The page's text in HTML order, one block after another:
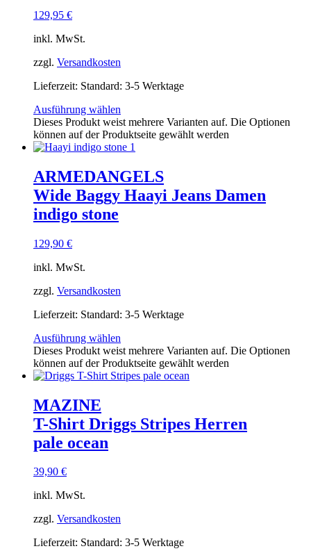
129,95 €
inkl. MwSt.
zzgl. Versandkosten
Lieferzeit: Standard: 3-5 Werktage
Ausführung wählen
Dieses Produkt weist mehrere Varianten auf. Die Optionen
können auf der Produktseite gewählt werden
ARMEDANGELS
Wide Baggy Haayi Jeans Damen
indigo stone
129,90 €
inkl. MwSt.
zzgl. Versandkosten
Lieferzeit: Standard: 3-5 Werktage
Ausführung wählen
Dieses Produkt weist mehrere Varianten auf. Die Optionen
können auf der Produktseite gewählt werden
MAZINE
T-Shirt Driggs Stripes Herren
pale ocean
39,90 €
inkl. MwSt.
zzgl. Versandkosten
Lieferzeit: Standard: 3-5 Werktage